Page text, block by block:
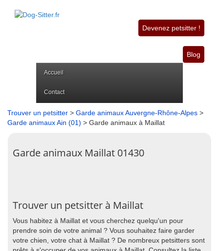
Devenez petsitter !
Blog
Accueil
Contact
Trouver un petsitter > Garde animaux Auvergne-Rhône-Alpes >
Garde animaux Ain (01) > Garde animaux à Maillat
Garde animaux Maillat 01430
Trouver un petsitter à Maillat
Vous habitez à Maillat et vous cherchez quelqu'un pour
prendre soin de votre animal ? Vous souhaitez faire garder
votre chien, votre chat à Maillat ? De nombreux petsitters sont